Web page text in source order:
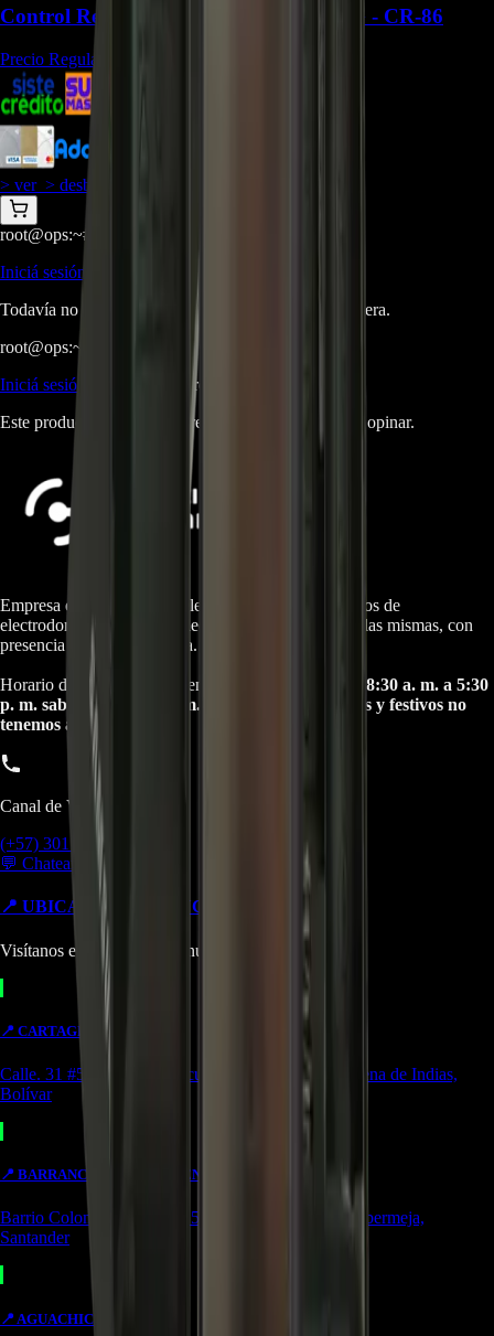
Control Remoto Mágico AN-MR700 LG - CR-86
Precio Regular:
> ver_ > desbloquear oferta_
root@ops:~#
Iniciá sesión
Todavía no hay preguntas respondidas. Hacé la primera.
root@ops:~#
[ 0 ]
Iniciá sesión
para dejar una reseña.
Este producto aún no tiene reseñas. Sé el primero en opinar.
Empresa especializada en electrodomésticos, repuestos de
electrodomésticos, motos electricas y repuestos para las mismas, con
presencia en toda Colombia.
Horario de atención Call Center:
lunes a viernes de 8:30 a. m. a 5:30
p. m. sabados de 9:00 a. m. a 1:00 p. m. Domingos y festivos no
tenemos atencion online.
Canal de Ventas!!
(+57) 301 5739461
💬 Chatear por WhatsApp
📍 UBICACIONES Y SUCURSALES
Visítanos en cualquiera de nuestras tiendas
📍 CARTAGENA TIENDA
Calle. 31 #57-106. CC Ejecutivos Local 130 Cartagena de Indias,
Bolívar
📍 BARRANCABERMEJA TIENDA
Barrio Colombia, Cl. 49 #15-66 Local 107 Barrancabermeja,
Santander
📍 AGUACHICA